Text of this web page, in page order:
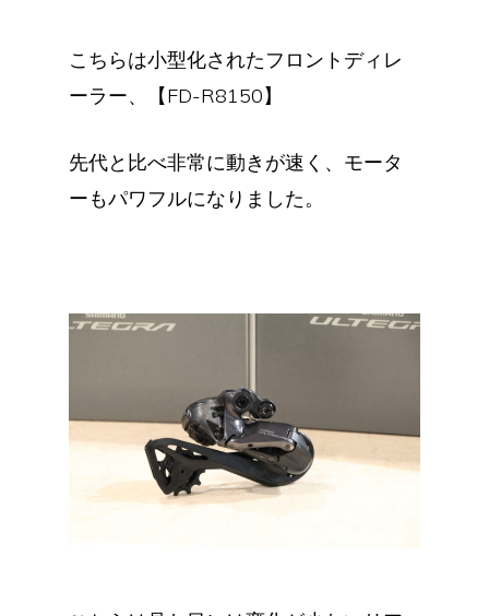
こちらは小型化されたフロントディレ
ーラー、【FD-R8150】
先代と比べ非常に動きが速く、モータ
ーもパワフルになりました。